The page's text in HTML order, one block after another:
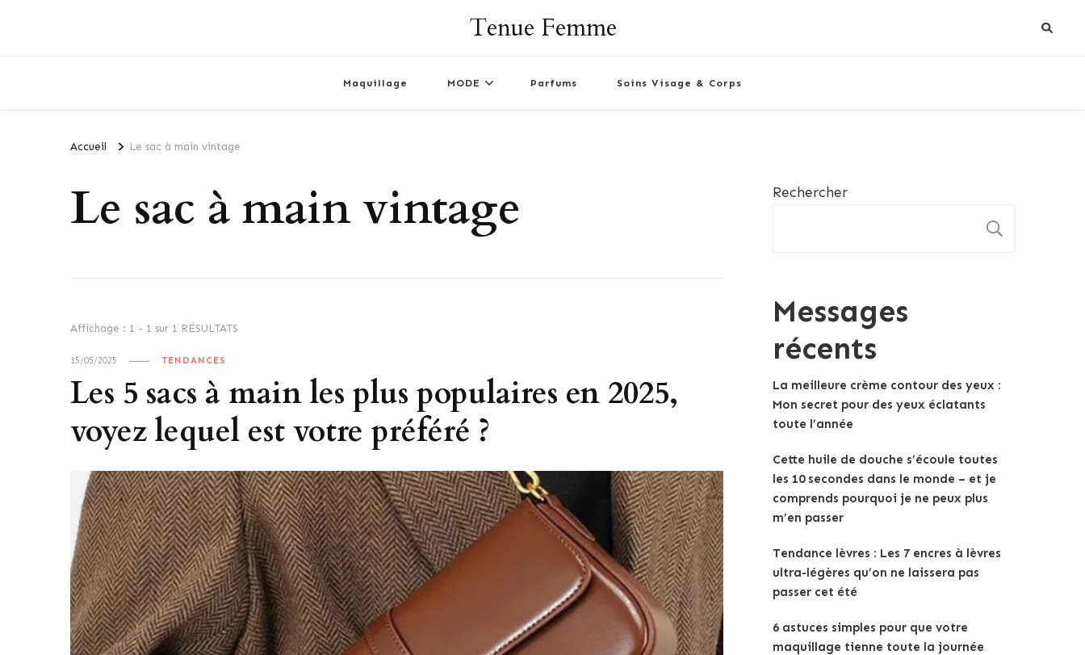
Tenue Femme
Maquillage MODE Parfums Soins Visage & Corps
Accueil Le sac à main vintage
Le sac à main vintage
Affichage : 1 - 1 sur 1 RÉSULTATS
15/05/2025 TENDANCES
Les 5 sacs à main les plus populaires en 2025,
voyez lequel est votre préféré ?
Rechercher
Messages
récents
La meilleure crème contour des yeux :
Mon secret pour des yeux éclatants
toute l’année
Cette huile de douche s’écoule toutes
les 10 secondes dans le monde – et je
comprends pourquoi je ne peux plus
m’en passer
Tendance lèvres : Les 7 encres à lèvres
ultra-légères qu’on ne laissera pas
passer cet été
6 astuces simples pour que votre
maquillage tienne toute la journée